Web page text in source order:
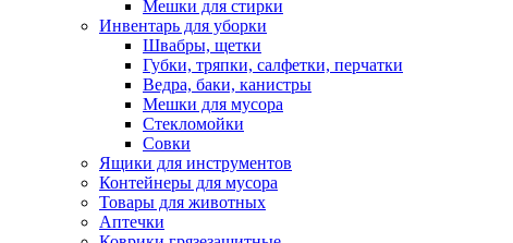
Мешки для стирки
Инвентарь для уборки
Швабры, щетки
Губки, тряпки, салфетки, перчатки
Ведра, баки, канистры
Мешки для мусора
Стекломойки
Совки
Ящики для инструментов
Контейнеры для мусора
Товары для животных
Аптечки